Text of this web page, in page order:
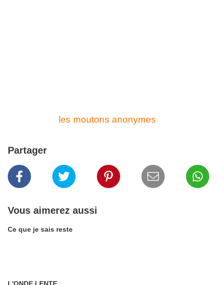
les moutons anonymes
Partager
Vous aimerez aussi
Ce que je sais reste